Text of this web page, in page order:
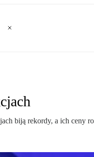
biją rekordy, a ich ceny